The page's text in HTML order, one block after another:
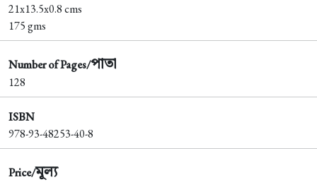
21x13.5x0.8 cms
175 gms
Number of Pages/পাতা
128
ISBN
978-93-48253-40-8
Price/মূল্য